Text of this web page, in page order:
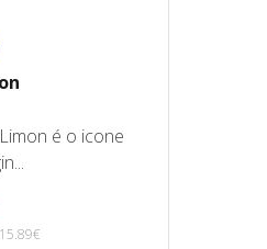
é o icone